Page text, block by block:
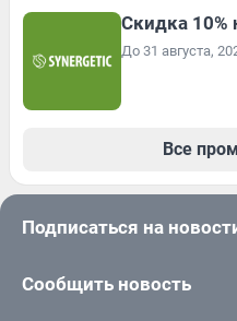
Скидка 10%
До 31 августа,
Все
Подписаться на
Сообщить новость